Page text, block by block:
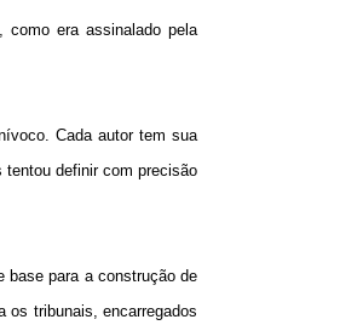
como era assinalado pela
Cada autor tem sua
tentou definir com precisão
base para a construção de
os tribunais, encarregados